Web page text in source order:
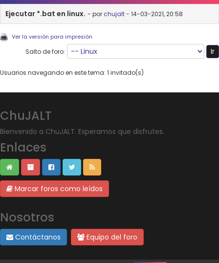
Ejecutar *.bat en linux. - por chujalt- 14-03-2021, 20:58
Ver la versión para impresión
Salto de foro:
Usuarios navegando en este tema: 1 invitado(s)
ChuJALT
Bienvenido a ChuJALT. Esperamos que disfrutes.
Enlaces
Marcar foros como leídos
Nosotros
Contáctanos Equipo del foro